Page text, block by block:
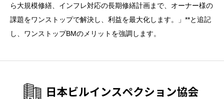
ら大規模修繕、インフレ対応の長期修繕計画まで、オーナー様の
課題をワンストップで解決し、利益を最大化します。」**と追記
し、ワンストップBMのメリットを強調します。